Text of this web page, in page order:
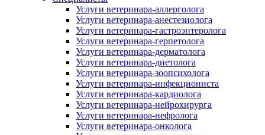
Услуги ветеринара-аллерголога
Услуги ветеринара-анестезиолога
Услуги ветеринара-гастроэнтеролога
Услуги ветеринара-герпетолога
Услуги ветеринара-дерматолога
Услуги ветеринара-диетолога
Услуги ветеринара-зоопсихолога
Услуги ветеринара-инфекциониста
Услуги ветеринара-кардиолога
Услуги ветеринара-нейрохирурга
Услуги ветеринара-нефролога
Услуги ветеринара-онколога